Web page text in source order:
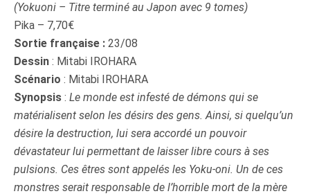
(Yokuoni – Titre terminé au Japon avec 9 tomes)
Pika – 7,70€
Sortie française : 23/08
Dessin : Mitabi IROHARA
Scénario : Mitabi IROHARA
Synopsis : Le monde est infesté de démons qui se
matérialisent selon les désirs des gens. Ainsi, si quelqu’un
désire la destruction, lui sera accordé un pouvoir
dévastateur lui permettant de laisser libre cours à ses
pulsions. Ces êtres sont appelés les Yoku-oni. Un de ces
monstres serait responsable de l’horrible mort de la mère